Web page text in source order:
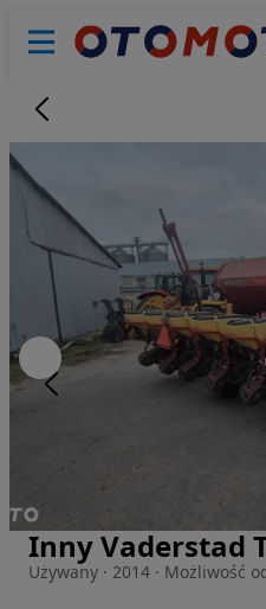
Zdjęcie 1 z 8
Inny Vaderstad
Używany · 2014 · Możliwość